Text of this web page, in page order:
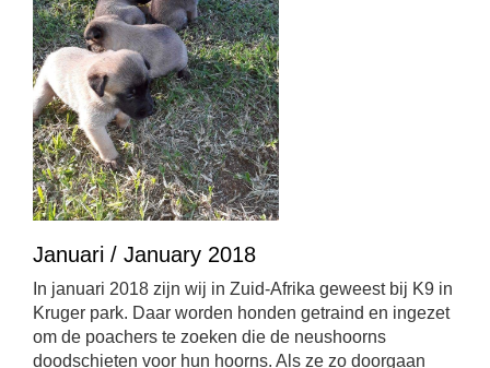
Januari / January 2018
In januari 2018 zijn wij in Zuid-Afrika geweest bij K9 in
Kruger park. Daar worden honden getraind en ingezet
om de poachers te zoeken die de neushoorns
doodschieten voor hun hoorns. Als ze zo doorgaan